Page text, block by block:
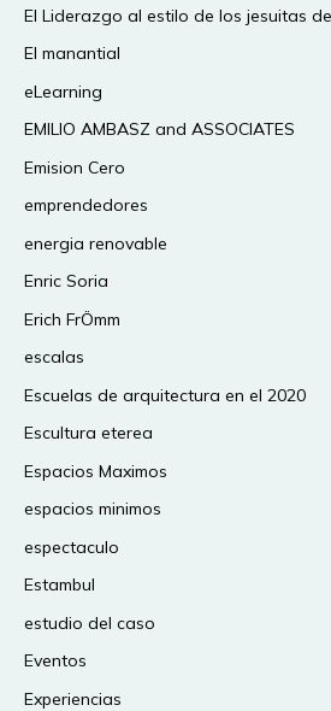
El Liderazgo al estilo de los jesuitas
El manantial
eLearning
EMILIO AMBASZ and ASSOCIATES
Emision Cero
emprendedores
energia renovable
Enric Soria
Erich FrÖmm
escalas
Escuelas de arquitectura en el 2020
Escultura eterea
Espacios Maximos
espacios minimos
espectaculo
Estambul
estudio del caso
Eventos
Experiencias